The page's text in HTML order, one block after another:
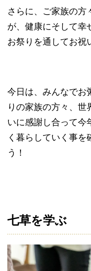
さらに、ご家族の方
が、健康にそして幸
お祭りを通してお祝
今日は、みんなでお
りの家族の方々、
いに感謝し合って今
く暮らしていく事を
う！
七草を学ぶ